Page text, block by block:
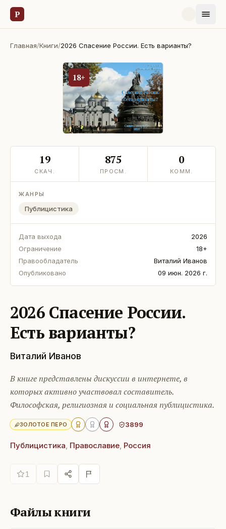
Р
Главная/Книги/2026 Спасение России. Есть варианты?
18+
19
СКАЧ.
875
ПРОСМ.
0
КОММ.
ЖАНРЫ
Публицистика
Дата выхода
2026
Ограничение
18+
Правообладатель
Виталий Иванов
Опубликовано
09 июн. 2026 г.
2026 Спасение России.
Есть варианты?
Виталий Иванов
В книге представлены дискуссии в интернете, в
которых активно участвовал составитель.
Философская, религиозная и социальная публицистика.
ЗОЛОТОЕ ПЕРО 3899
Публицистика, Православие, Россия
1
Файлы книги